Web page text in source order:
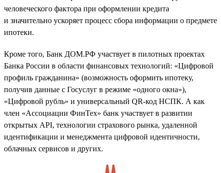
человеческого фактора при оформлении кредита
и значительно ускоряет процесс сбора информации о предмете
ипотеки.
Кроме того, Банк ДОМ.РФ участвует в пилотных проектах
Банка России в области финансовых технологий: «Цифровой
профиль гражданина» (возможность оформить ипотеку,
получив данные с Госуслуг в режиме «одного окна»),
«Цифровой рубль» и универсальный QR-код НСПК. А как
член «Ассоциации ФинТех» банк участвует в развитии
открытых API, технологии страхового рынка, удаленной
идентификации и менеджмента цифровой идентичности,
облачных сервисов и других.